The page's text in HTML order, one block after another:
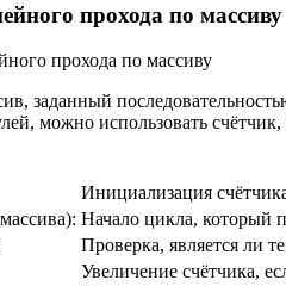
прохода по массиву
заданный
можно использовать
Инициализация
Начало цикла, который
Проверка, является ли
Увеличение счётчика,